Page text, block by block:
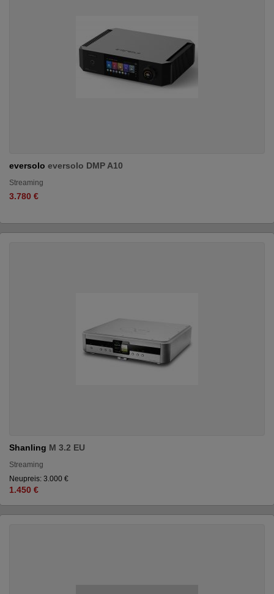
eversolo eversolo DMP A10
Streaming
3.780 €
Shanling M 3.2 EU
Streaming
Neupreis: 3.000 €
1.450 €